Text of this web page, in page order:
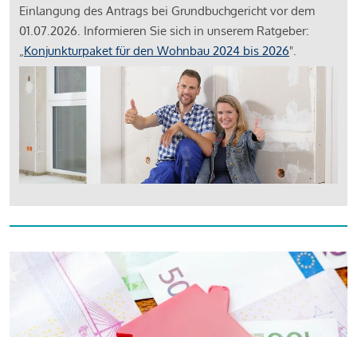
Einlangung des Antrags bei Grundbuchgericht vor dem
01.07.2026. Informieren Sie sich in unserem Ratgeber:
„Konjunkturpaket für den Wohnbau 2024 bis 2026".